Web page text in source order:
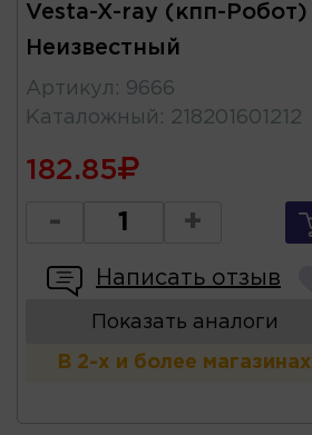
Vesta-X-ray (кпп-Робот)
Неизвестный
Артикул : 9666
Каталожный : 218201601212
182.85
- +
Написать отзыв
Показать аналоги
В 2-х и более магазинах